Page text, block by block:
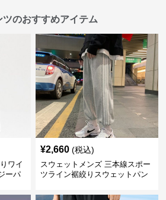
のおすすめアイテム
ワイ
ーパ
¥2,660 (税込)
スウェットメンズ 三本線スポー
ツライン裾絞りスウェットパン